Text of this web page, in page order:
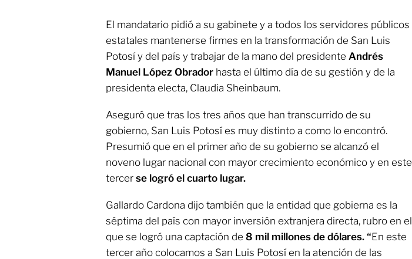
El mandatario pidió a su gabinete y a todos los servidores públicos
estatales mantenerse firmes en la transformación de San Luis
Potosí y del país y trabajar de la mano del presidente Andrés
Manuel López Obrador hasta el último día de su gestión y de la
presidenta electa, Claudia Sheinbaum.
Aseguró que tras los tres años que han transcurrido de su
gobierno, San Luis Potosí es muy distinto a como lo encontró.
Presumió que en el primer año de su gobierno se alcanzó el
noveno lugar nacional con mayor crecimiento económico y en este
tercer se logró el cuarto lugar.
Gallardo Cardona dijo también que la entidad que gobierna es la
séptima del país con mayor inversión extranjera directa, rubro en el
que se logró una captación de 8 mil millones de dólares. “En este
tercer año colocamos a San Luis Potosí en la atención de las